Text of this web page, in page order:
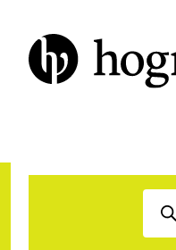
innhold
search